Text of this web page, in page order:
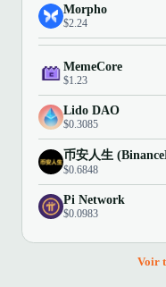
Morpho
$2.24
MemeCore
$1.23
Lido DAO
$0.3085
币安人生
$0.6848
Pi Network
$0.0983
Voir